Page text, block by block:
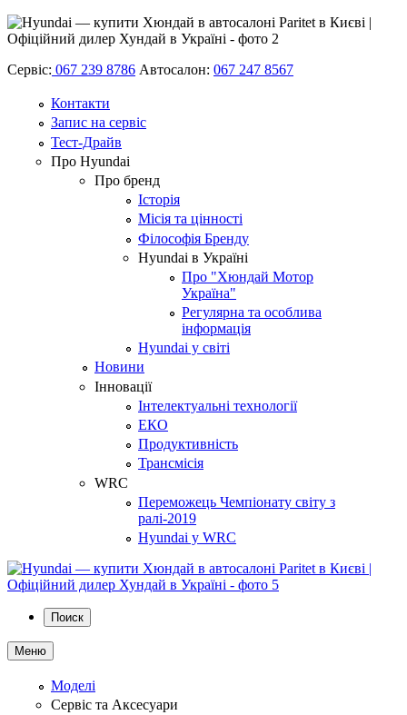
Сервіс: 067 239 8786 Автосалон: 067 247 8567
Контакти
Запис на сервіс
Тест-Драйв
Про Hyundai
Про бренд
Історія
Місія та цінності
Філософія Бренду
Hyundai в Україні
Про "Хюндай Мотор
Україна"
Регулярна та особлива
інформація
Hyundai у світі
Новини
Інновації
Інтелектуальні технології
ЕКО
Продуктивність
Трансмісія
WRC
Переможець Чемпіонату світу з
ралі-2019
Hyundai у WRC
Поиск
Меню
Моделі
Сервіс та Аксесуари